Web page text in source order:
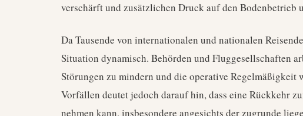
verschärft und zusätzlichen Druck auf den Bodenbetrieb
Da Tausende von internationalen und nationalen
Situation dynamisch. Behörden und Fluggesellschaften
Störungen zu mindern und die operative
Vorfällen deutet jedoch darauf hin, dass eine Rückkehr
nehmen kann, insbesondere angesichts der zugrunde